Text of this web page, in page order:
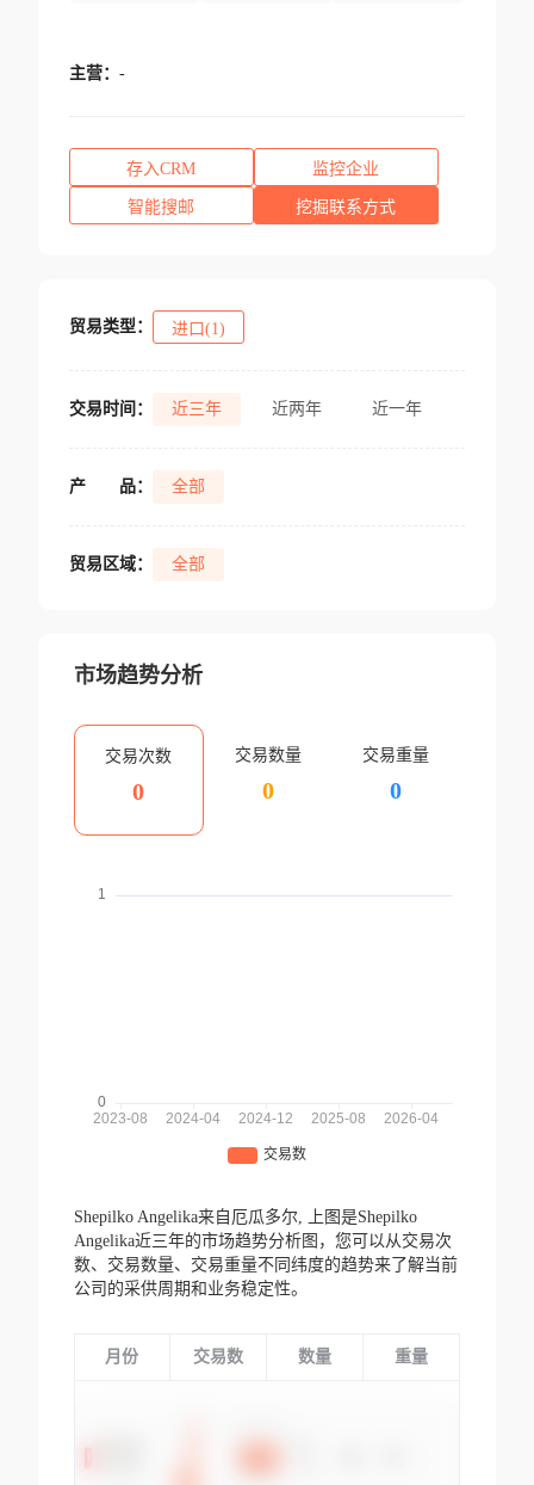
主营： -
存入CRM 监控企业
智能搜邮 挖掘联系方式
贸易类型： 进口(1)
交易时间： 近三年 近两年 近一年
产 品： 全部
贸易区域： 全部
市场趋势分析
交易次数
0
交易数量
0
交易重量
0
Shepilko Angelika来自厄瓜多尔,
上图是Shepilko
Angelika近三年的市场趋势分析图，您可以从交易次
数、交易数量、交易重量不同纬度的趋势来了解当前
公司的采供周期和业务稳定性。
月份 交易数 数量 重量